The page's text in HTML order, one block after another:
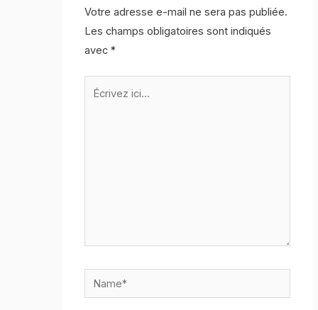
Votre adresse e-mail ne sera pas publiée.
Les champs obligatoires sont indiqués
avec*
Écrivez
Name*